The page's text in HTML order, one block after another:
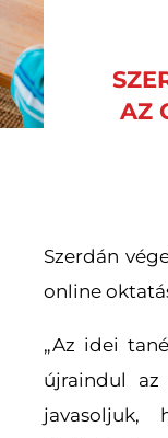
AZ
Szerdán
online
„Az idei
újraindul
javasoljuk,